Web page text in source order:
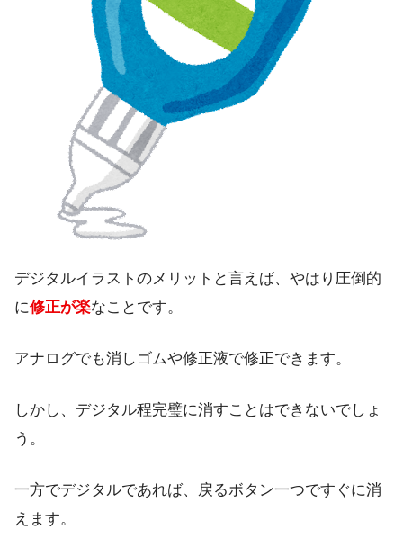
デジタルイラストのメリットと言えば、やはり圧倒的
に修正が楽なことです。
アナログでも消しゴムや修正液で修正できます。
しかし、デジタル程完璧に消すことはできないでしょ
う。
一方でデジタルであれば、戻るボタン一つですぐに消
えます。